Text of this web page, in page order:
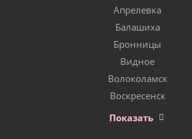
Апрелевка
Балашиха
Бронницы
Видное
Волоколамск
Воскресенск
Показать